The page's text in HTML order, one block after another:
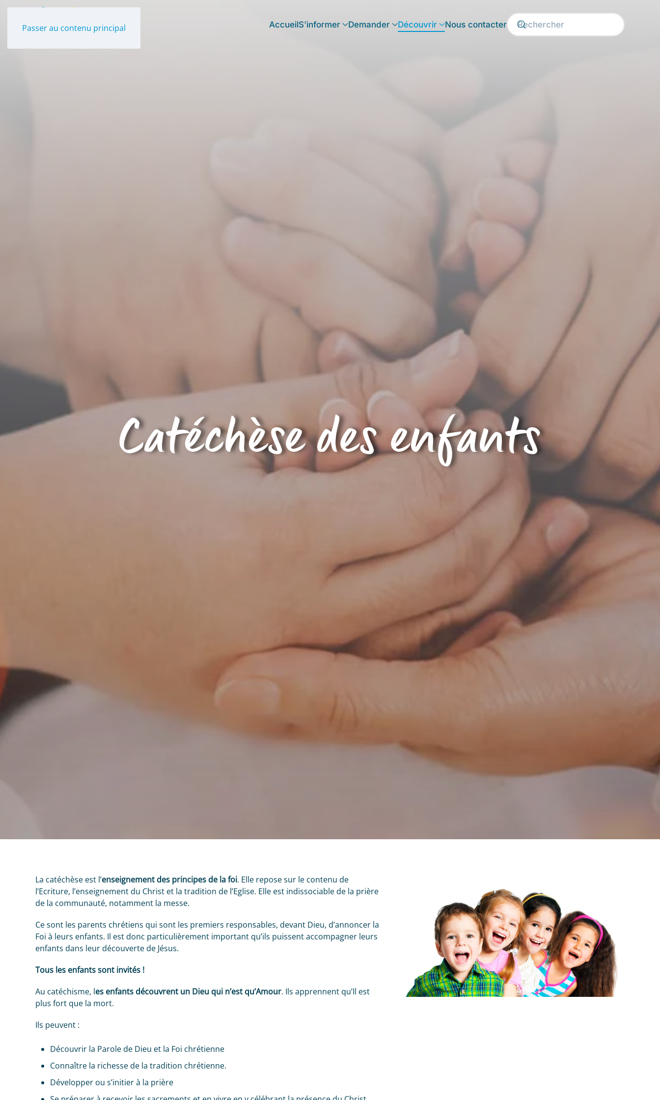
Passer au contenu principal AccueilS'informer Demander Découvrir Nous contacter
Catéchèse des enfants
La catéchèse est l’enseignement des principes de la foi. Elle repose sur le contenu de
l’Ecriture, l’enseignement du Christ et la tradition de l’Eglise. Elle est indissociable de la prière
de la communauté, notamment la messe.
Ce sont les parents chrétiens qui sont les premiers responsables, devant Dieu, d’annoncer la
Foi à leurs enfants. Il est donc particulièrement important qu’ils puissent accompagner leurs
enfants dans leur découverte de Jésus.
Tous les enfants sont invités !
Au catéchisme, les enfants découvrent un Dieu qui n’est qu’Amour. Ils apprennent qu’Il est
plus fort que la mort.
Ils peuvent :
Découvrir la Parole de Dieu et la Foi chrétienne
Connaître la richesse de la tradition chrétienne.
Développer ou s’initier à la prière
Panneau de gestion des cookies